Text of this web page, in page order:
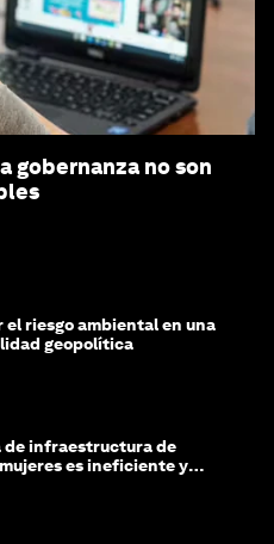
gobernanza no son
el riesgo ambiental en una
geopolítica
de infraestructura de
es ineficiente y